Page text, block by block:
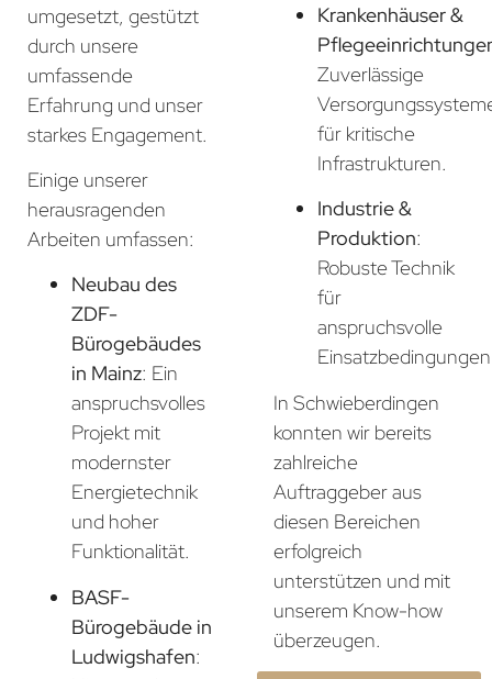
umgesetzt, gestützt
durch unsere
umfassende
Erfahrung und unser
starkes Engagement.
Einige unserer
herausragenden
Arbeiten umfassen:
Neubau des
ZDF-
Bürogebäudes
in Mainz: Ein
anspruchsvolles
Projekt mit
modernster
Energietechnik
und hoher
Funktionalität.
BASF-
Bürogebäude in
Ludwigshafen:
Krankenhäuser &
Zuverlässige
für kritische
Infrastrukturen.
Industrie &
Produktion:
Robuste Technik
für
anspruchsvolle
In Schwieberdingen
konnten wir bereits
zahlreiche
Auftraggeber aus
diesen Bereichen
erfolgreich
unterstützen und mit
unserem Know-how
überzeugen.